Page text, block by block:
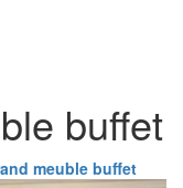
buffet
meuble buffet